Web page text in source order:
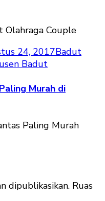
24, 2017Badut
Badut
Murah di
dipublikasikan. Ruas